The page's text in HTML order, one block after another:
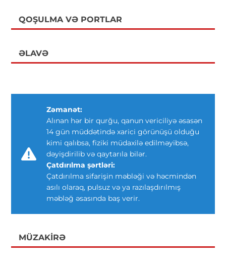
QOŞULMA VƏ PORTLAR
ƏLAVƏ
Zəmanət:
Alınan hər bir qurğu, qanun vericiliyə əsasən
14 gün müddətində xarici görünüşü olduğu
kimi qalıbsa, fiziki müdaxilə edilməyibsə,
dəyişdirilib və qaytarıla bilər.
Çatdırılma şərtləri:
Çatdırılma sifarişin məbləği və həcmindən
asılı olaraq, pulsuz və ya razılaşdırılmış
məbləğ əsasında baş verir.
MÜZAKIRƏ